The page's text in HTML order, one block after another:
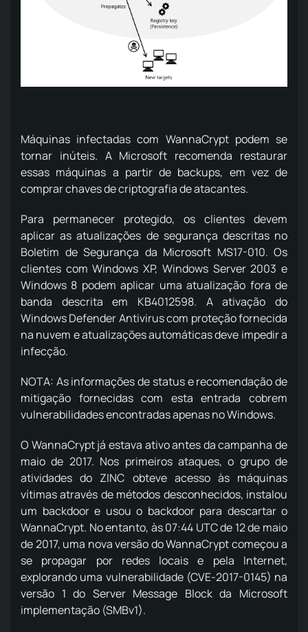
Máquinas infectadas com WannaCrypt podem se
tornar inúteis. A Microsoft recomenda restaurar
essas máquinas a partir de backups, em vez de
comprar chaves de criptografia de atacantes.
Para permanecer protegido, os clientes devem
aplicar as atualizações de segurança descritas no
Boletim de Segurança da Microsoft MS17-010. Os
clientes com Windows XP, Windows Server 2003 e
Windows 8 podem aplicar uma atualização fora de
banda descrita em KB4012598. A ativação do
Windows Defender Antivirus com proteção fornecida
na nuvem e atualizações automáticas deve impedir a
infecção.
NOTA: As informações de status e recomendação de
mitigação fornecidas com esta entrada cobrem
vulnerabilidades encontradas apenas no Windows.
O WannaCrypt já estava ativo antes da campanha de
maio de 2017. Nos primeiros ataques, o grupo de
atividades do ZINC obteve acesso às máquinas
vítimas através de métodos desconhecidos, instalou
um backdoor e usou o backdoor para descartar o
WannaCrypt. No entanto, às 07:44 UTC de 12 de maio
de 2017, uma nova versão do WannaCrypt começou a
se propagar por redes locais e pela Internet,
explorando uma vulnerabilidade (CVE-2017-0145) na
versão 1 do Server Message Block da Microsoft
implementação (SMBv1).